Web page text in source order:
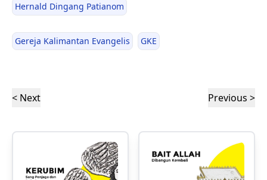
Hernald Dingang Patianom
Gereja Kalimantan Evangelis GKE
< Next Previous >